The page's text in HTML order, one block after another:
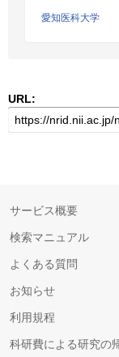
愛知医科大学
URL:
サービス概要
検索マニュアル
よくある質問
お知らせ
利用規程
科研費による研究の